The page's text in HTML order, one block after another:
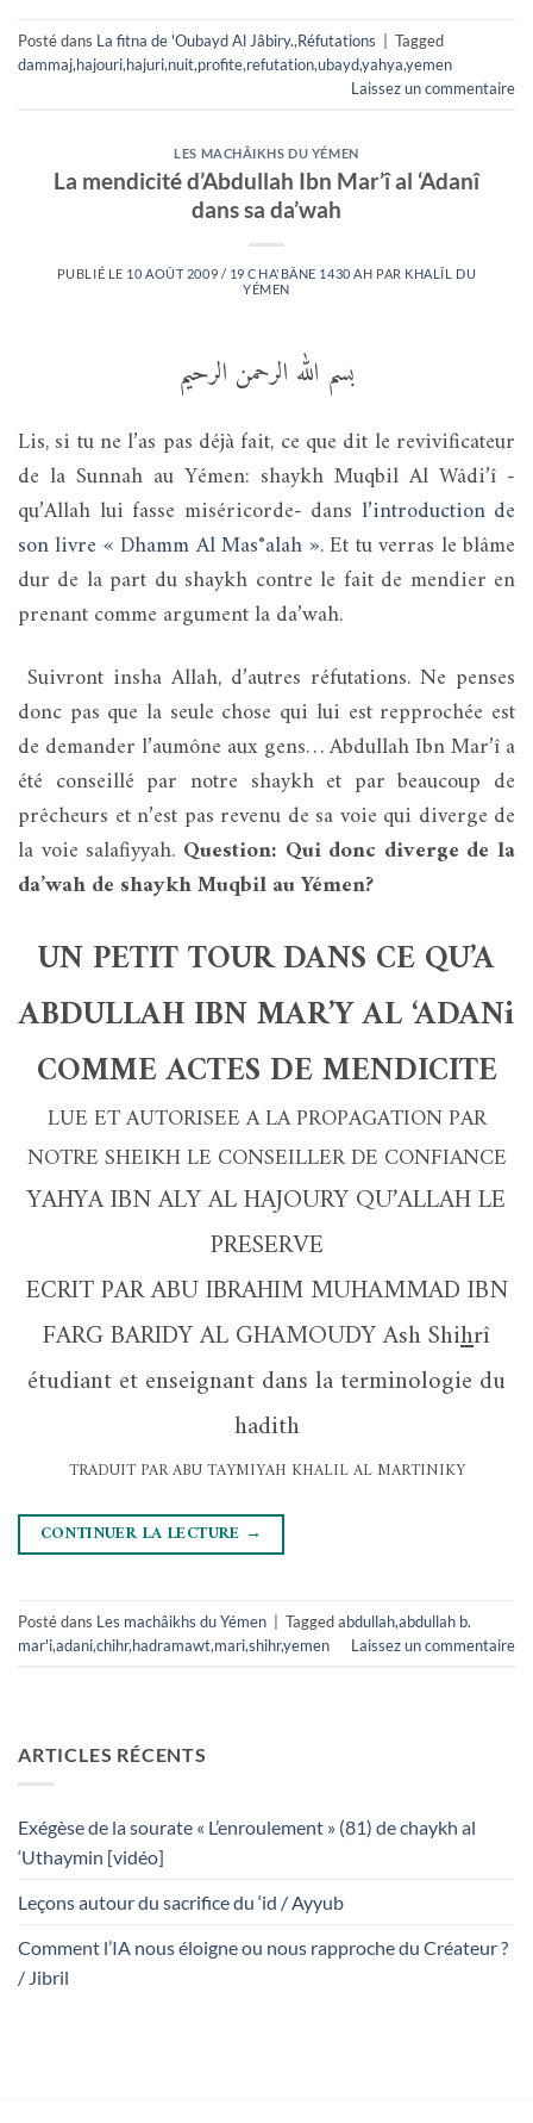
Posté dans La fitna de 'Oubayd Al Jâbiry.,Réfutations | Tagged
dammaj,hajouri,hajuri,nuit,profite,refutation,ubayd,yahya,yemen
Laissez un commentaire
LES MACHÂIKHS DU YÉMEN
La mendicité d’Abdullah Ibn Mar’î al ‘Adanî
dans sa da’wah
PUBLIÉ LE 10 AOÛT 2009 / 19 CHA'BÂNE 1430 AH PAR KHALÎL DU
YÉMEN
بسم الله الرحمن الرحيم
Lis, si tu ne l’as pas déjà fait, ce que dit le revivificateur
de la Sunnah au Yémen: shaykh Muqbil Al Wâdi’î -
qu’Allah lui fasse miséricorde- dans l’introduction de
son livre « Dhamm Al Mas°alah ». Et tu verras le blâme
dur de la part du shaykh contre le fait de mendier en
prenant comme argument la da’wah.
Suivront insha Allah, d’autres réfutations. Ne penses
donc pas que la seule chose qui lui est repprochée est
de demander l’aumône aux gens… Abdullah Ibn Mar’î a
été conseillé par notre shaykh et par beaucoup de
prêcheurs et n’est pas revenu de sa voie qui diverge de
la voie salafiyyah. Question: Qui donc diverge de la
da’wah de shaykh Muqbil au Yémen?
UN PETIT TOUR DANS CE QU’A
ABDULLAH IBN MAR’Y AL ‘ADANi
COMME ACTES DE MENDICITE
LUE ET AUTORISEE A LA PROPAGATION PAR
NOTRE SHEIKH LE CONSEILLER DE CONFIANCE
YAHYA IBN ALY AL HAJOURY QU’ALLAH LE
PRESERVE
ECRIT PAR ABU IBRAHIM MUHAMMAD IBN
FARG BARIDY AL GHAMOUDY Ash Shihrî
étudiant et enseignant dans la terminologie du
hadith
TRADUIT PAR ABU TAYMIYAH KHALIL AL MARTINIKY
CONTINUER LA LECTURE →
Posté dans Les machâikhs du Yémen | Taggedabdullah,abdullah b.
mar'i,adani,chihr,hadramawt,mari,shihr,yemen Laissez un commentaire
ARTICLES RÉCENTS
Exégèse de la sourate « L’enroulement » (81) de chaykh al
‘Uthaymin [vidéo]
Leçons autour du sacrifice du ‘id / Ayyub
Comment l’IA nous éloigne ou nous rapproche du Créateur ?
/ Jibril